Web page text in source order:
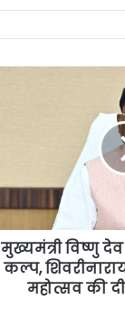
मुख्यमंत्री विष्णु
कल्प,
महोत्सव की